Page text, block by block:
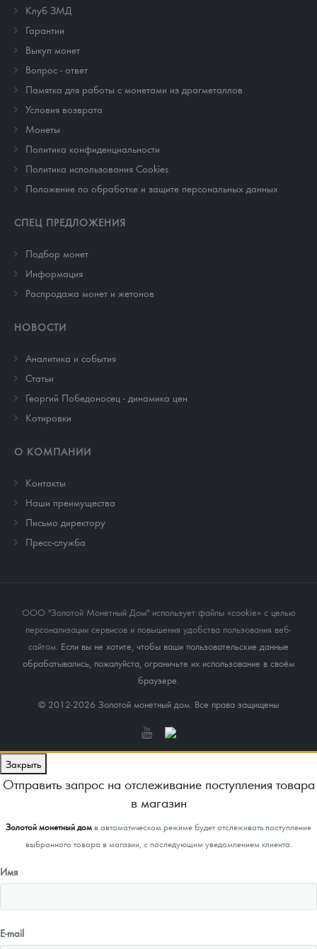
Клуб ЗМД
Гарантии
Выкуп монет
Вопрос - ответ
Памятка для работы с монетами из драгметаллов
Условия возврата
Монеты
Политика конфиденциальности
Политика использования Cookies
Положение по обработке и защите персональных данных
СПЕЦ ПРЕДЛОЖЕНИЯ
Подбор монет
Информация
Распродажа монет и жетонов
НОВОСТИ
Аналитика и события
Cтатьи
Георгий Победоносец - динамика цен
Котировки
О КОМПАНИИ
Контакты
Наши преимущества
Письмо директору
Пресс-служба
ООО "Золотой Монетный Дом" использует файлы «cookie» с целью
персонализации сервисов и повышения удобства пользования веб-
сайтом . Если вы не хотите, чтобы ваши пользовательские данные
обрабатывались, пожалуйста, ограничьте их использование в своём
браузере.
© 2012-2026 Золотой монетный дом. Все права защищены
Закрыть
Отправить запрос на отслеживание поступления товара
в магазин
Золотой монетный домв автоматическом режиме будет отслеживать поступление
выбранного товара в магазин, с последующим уведомлением клиента.
Имя
E-mail